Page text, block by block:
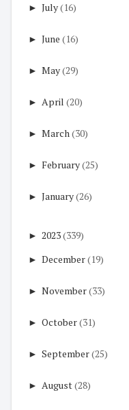
► July(16)
► June (16)
► May(29)
► April (20)
► March(30)
► February(25)
► January(26)
► 2023(339)
► December(19)
► November(33)
► October(31)
► September(25)
► August(28)